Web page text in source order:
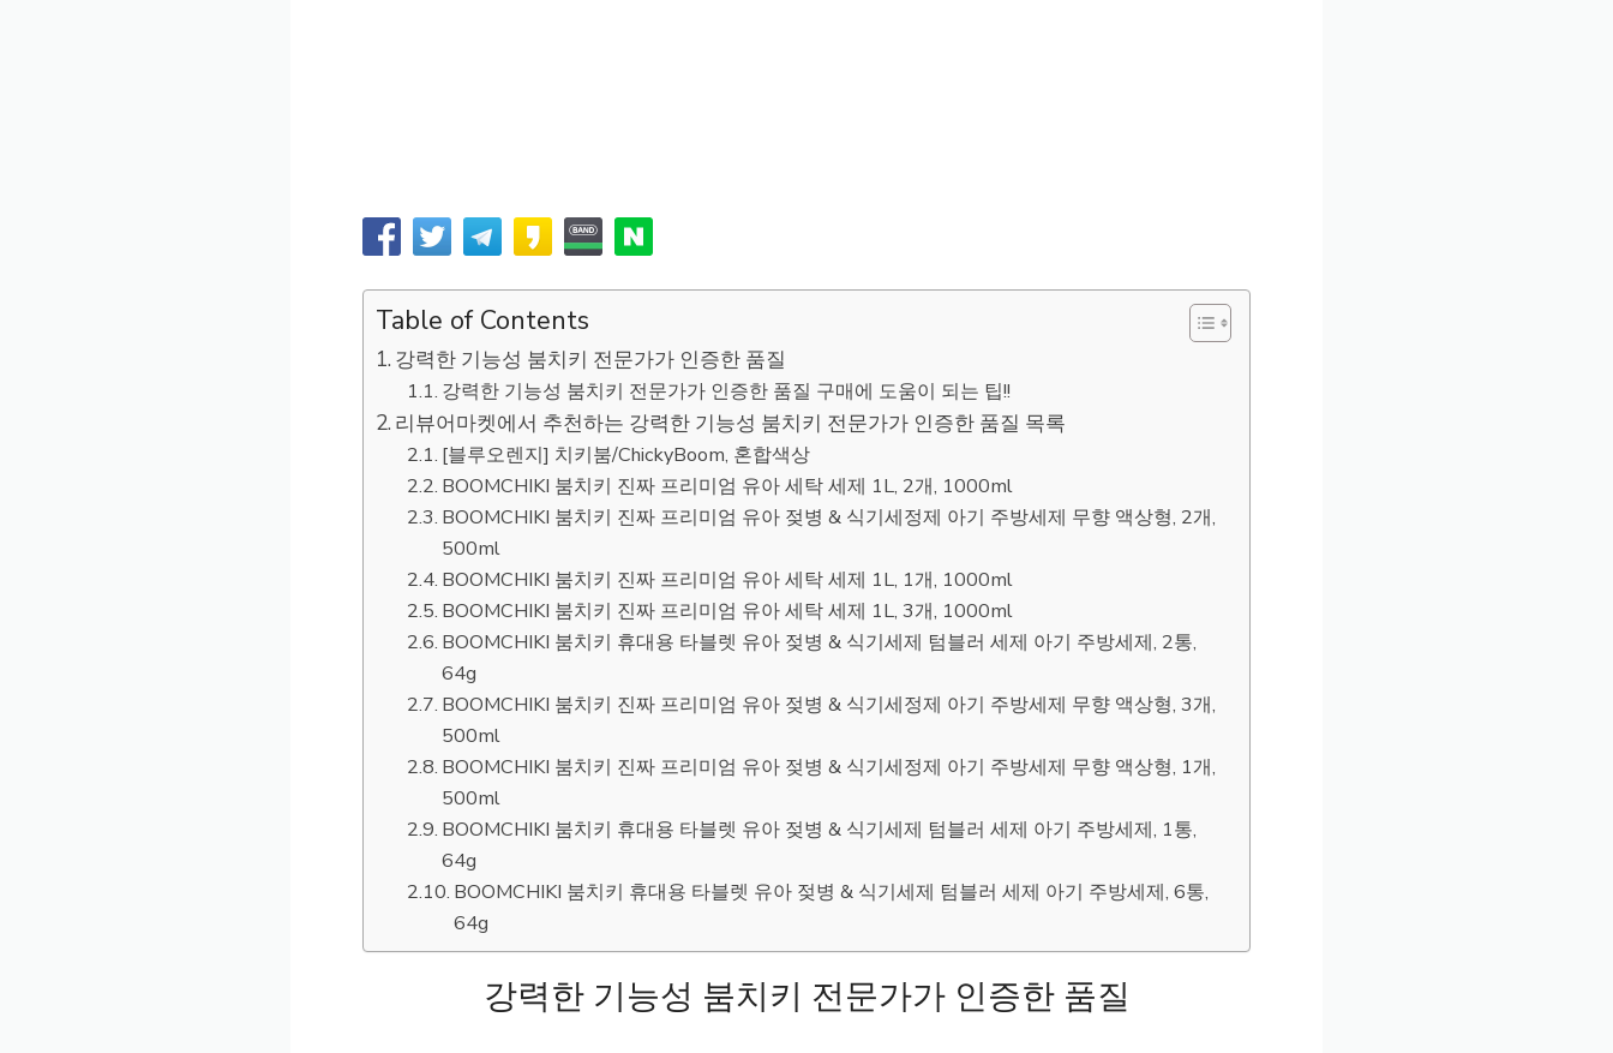
Table of Contents
강력한 기능성 붐치키 전문가가 인증한 품질
강력한 기능성 붐치키 전문가가 인증한 품질 구매에 도움이 되는 팁!!
리뷰어마켓에서 추천하는 강력한 기능성 붐치키 전문가가 인증한 품질 목록
[블루오렌지] 치키붐/ChickyBoom, 혼합색상
BOOMCHIKI 붐치키 진짜 프리미엄 유아 세탁 세제 1L, 2개, 1000ml
BOOMCHIKI 붐치키 진짜 프리미엄 유아 젖병 & 식기세정제 아기 주방세제 무향 액상형, 2개,
500ml
BOOMCHIKI 붐치키 진짜 프리미엄 유아 세탁 세제 1L, 1개, 1000ml
BOOMCHIKI 붐치키 진짜 프리미엄 유아 세탁 세제 1L, 3개, 1000ml
BOOMCHIKI 붐치키 휴대용 타블렛 유아 젖병 & 식기세제 텀블러 세제 아기 주방세제, 2통,
64g
BOOMCHIKI 붐치키 진짜 프리미엄 유아 젖병 & 식기세정제 아기 주방세제 무향 액상형, 3개,
500ml
BOOMCHIKI 붐치키 진짜 프리미엄 유아 젖병 & 식기세정제 아기 주방세제 무향 액상형, 1개,
500ml
BOOMCHIKI 붐치키 휴대용 타블렛 유아 젖병 & 식기세제 텀블러 세제 아기 주방세제, 1통,
64g
BOOMCHIKI 붐치키 휴대용 타블렛 유아 젖병 & 식기세제 텀블러 세제 아기 주방세제, 6통,
64g
강력한 기능성 붐치키 전문가가 인증한 품질